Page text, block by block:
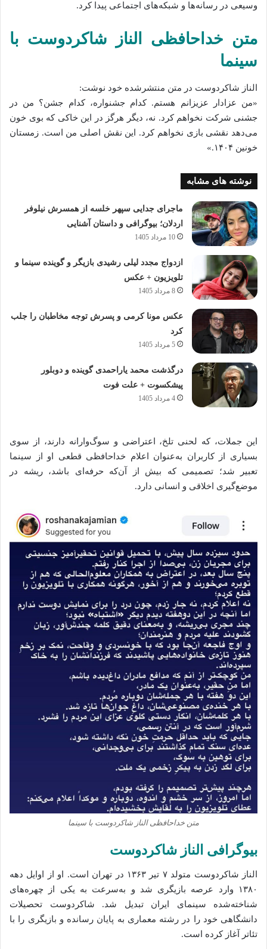
وسیعی در رسانه‌ها و شبکه‌های اجتماعی پیدا کرد.
متن خداحافظی الناز شاکردوست با
سینما
الناز شاکردوست در متن منتشرشده خود نوشت:
«من عزادار عزیزانم هستم. کدام جشنواره، کدام جشن؟ من در
جشنی شرکت نخواهم کرد. نه، دیگر هرگز در این خاکی که بوی خون
می‌دهد نقشی بازی نخواهم کرد. این نقش اصلی من است. زمستان
خونین ۱۴۰۴.»
نوشته های مشابه
ماجرای جدایی سپهر خلسه از همسرش نیلوفر
اردلان؛ بیوگرافی و داستان آشنایی
10 مرداد 1405
ازدواج مجدد لیلی رشیدی بازیگر و گوینده سینما و
تلویزیون + عکس
8 مرداد 1405
عکس مونا کرمی و پسرش توجه مخاطبان را جلب
کرد
5 مرداد 1405
درگذشت محمد یاراحمدی گوینده و دوبلور
پیشکسوت + علت فوت
4 مرداد 1405
این جملات، که لحنی تلخ، اعتراضی و سوگ‌وارانه دارند، از سوی
بسیاری از کاربران به‌عنوان اعلام خداحافظی قطعی او از سینما
تعبیر شد؛ تصمیمی که بیش از آن‌که حرفه‌ای باشد، ریشه در
موضع‌گیری اخلاقی و انسانی دارد.
متن خداحافظی الناز شاکردوست با سینما
بیوگرافی الناز شاکردوست
الناز شاکردوست متولد ۷ تیر ۱۳۶۳ در تهران است. او از اوایل دهه
۱۳۸۰ وارد عرصه بازیگری شد و به‌سرعت به یکی از چهره‌های
شناخته‌شده سینمای ایران تبدیل شد. شاکردوست تحصیلات
دانشگاهی خود را در رشته معماری به پایان رسانده و بازیگری را با
تئاتر آغاز کرده است.